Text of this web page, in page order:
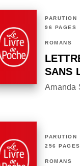
96 PAGES
ROMANS
SANS
Amanda
256 PAGES
ROMANS